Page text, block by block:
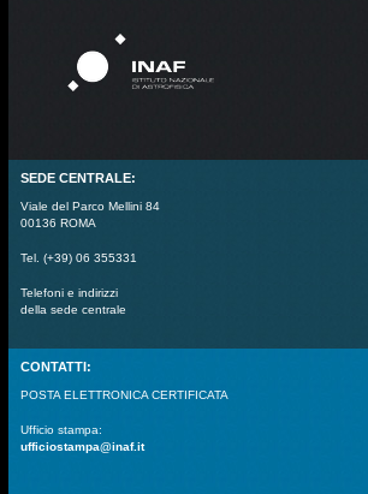
SEDE CENTRALE:
Viale del Parco Mellini 84
00136 ROMA
Tel. (+39) 06 355331
Telefoni e indirizzi
della sede centrale
CONTATTI:
POSTA ELETTRONICA CERTIFICATA
Ufficio stampa:
ufficiostampa@inaf.it